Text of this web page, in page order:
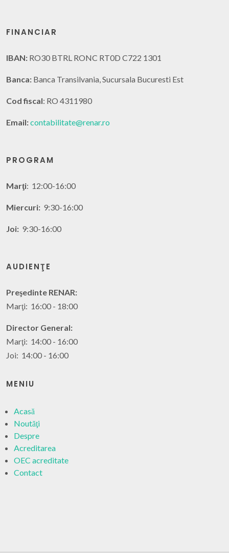
FINANCIAR
IBAN: RO30 BTRL RONC RT0D C722 1301
Banca: Banca Transilvania, Sucursala Bucuresti Est
Cod fiscal: RO 4311980
Email:contabilitate@renar.ro
PROGRAM
Marţi: 12:00-16:00
Miercuri: 9:30-16:00
Joi: 9:30-16:00
AUDIENŢE
Preşedinte RENAR:
Marţi: 16:00 - 18:00
Director General:
Marţi: 14:00 - 16:00
Joi: 14:00 - 16:00
MENIU
Acasă
Noutăţi
Despre
Acreditarea
OEC acreditate
Contact